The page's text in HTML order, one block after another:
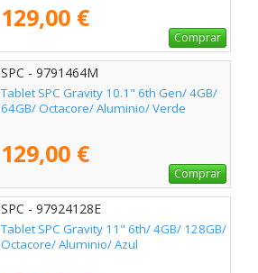
129,00 €
Comprar
SPC - 9791464M
Tablet SPC Gravity 10.1" 6th Gen/ 4GB/
64GB/ Octacore/ Aluminio/ Verde
129,00 €
Comprar
SPC - 97924128E
Tablet SPC Gravity 11" 6th/ 4GB/ 128GB/
Octacore/ Aluminio/ Azul